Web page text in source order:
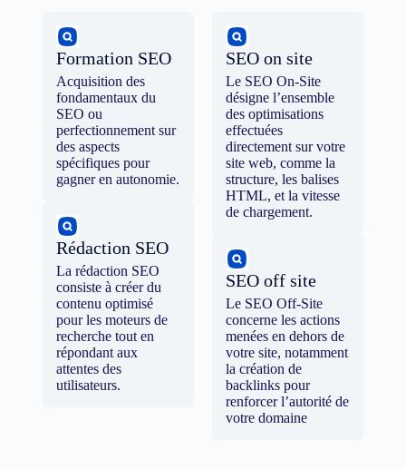
Formation SEO
Acquisition des
fondamentaux du
SEO ou
perfectionnement sur
des aspects
spécifiques pour
gagner en autonomie.
Rédaction SEO
La rédaction SEO
consiste à créer du
contenu optimisé
pour les moteurs de
recherche tout en
répondant aux
attentes des
utilisateurs.
SEO on site
Le SEO On-Site
désigne l’ensemble
des optimisations
effectuées
directement sur votre
site web, comme la
structure, les balises
HTML, et la vitesse
de chargement.
SEO off site
Le SEO Off-Site
concerne les actions
menées en dehors de
votre site, notamment
la création de
backlinks pour
renforcer l’autorité de
votre domaine